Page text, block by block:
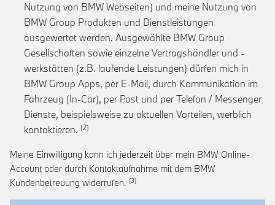
Nutzung von BMW Webseiten) und meine Nutzung von
BMW Group Produkten und Dienstleistungen
ausgewertet werden. Ausgewählte BMW Group
Gesellschaften sowie einzelne Vertragshändler und -
werkstätten (z.B. laufende Leistungen) dürfen mich in
BMW Group Apps, per E-Mail, durch Kommunikation im
Fahrzeug (In-Car), per Post und per Telefon / Messenger
Dienste, beispielsweise zu aktuellen Vorteilen, werblich
kontaktieren. Link zur Fußnote: Einwilligung zur
Meine Einwilligung kann ich jederzeit über mein BMW Online-
Account oder durch Kontaktaufnahme mit dem BMW
Kundenbetreuung widerrufen. Link zur Fußnote: Widerruf der